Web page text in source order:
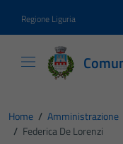
Regione Liguria
Home / Amministrazione
/ Federica De Lorenzi